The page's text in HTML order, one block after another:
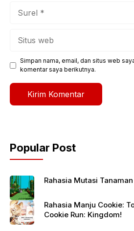
Simpan nama, email, dan situs web
komentar saya berikutnya.
Popular Post
Rahasia Mutasi
Rahasia Manju Cookie: Topping & Biskuit OP di
Cookie Run: Kingdom!